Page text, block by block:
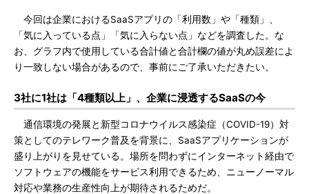
今回は企業におけるSaaSアプリの「利用数」や「種類」、
「気に入っている点」「気に入らない点」などを調査した。な
お、グラフ内で使用している合計値と合計欄の値が丸め誤差によ
り一致しない場合があるので、事前にご了承いただきたい。
3社に1社は「4種類以上」、企業に浸透するSaaSの今
通信環境の発展と新型コロナウイルス感染症（COVID-19）対
策としてのテレワーク普及を背景に、SaaSアプリケーションが
盛り上がりを見せている。場所を問わずにインターネット経由で
ソフトウェアの機能をサービス利用できるため、ニューノーマル
対応や業務の生産性向上が期待されるためだ。